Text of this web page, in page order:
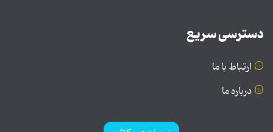
دسترسی سریع
ارتباط با ما
درباره ما